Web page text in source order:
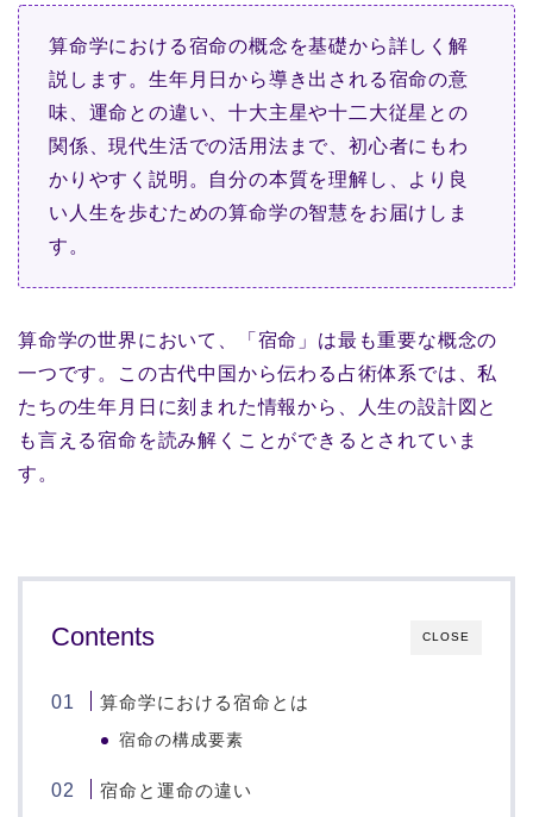
算命学における宿命の概念を基礎から詳しく解
説します。生年月日から導き出される宿命の意
味、運命との違い、十大主星や十二大従星との
関係、現代生活での活用法まで、初心者にもわ
かりやすく説明。自分の本質を理解し、より良
い人生を歩むための算命学の智慧をお届けしま
す。
算命学の世界において、「宿命」は最も重要な概念の
一つです。この古代中国から伝わる占術体系では、私
たちの生年月日に刻まれた情報から、人生の設計図と
も言える宿命を読み解くことができるとされていま
す。
CLOSE
Contents
算命学における宿命とは
宿命の構成要素
宿命と運命の違い